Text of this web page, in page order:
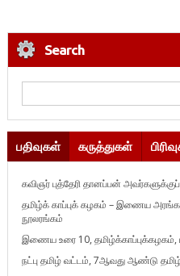
Search
பதிவுகள் கருத்துகள்
கவிஞர் புத்தேரி தானப்பன் அவர்களுக்குப்
தமிழ்க் காப்புக் கழகம் – இணைய
நூலரங்கம்
இணைய உரை 10, தமிழ்க்காப்புக்கழகம்,
நட்பு தமிழ் வட்டம், 7ஆவது ஆண்டு